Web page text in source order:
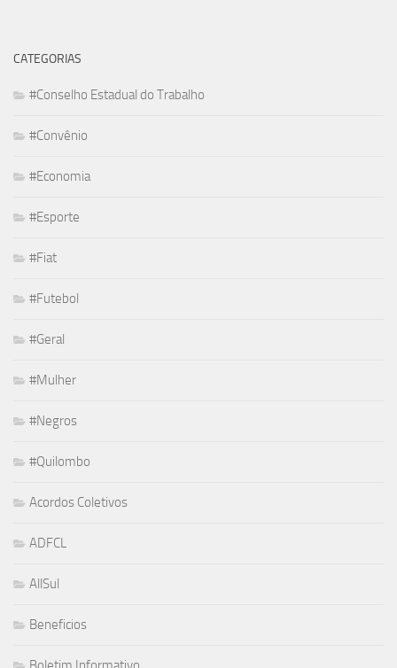
CATEGORIAS
#Conselho Estadual do Trabalho
#Convênio
#Economia
#Esporte
#Fiat
#Futebol
#Geral
#Mulher
#Negros
#Quilombo
Acordos Coletivos
ADFCL
AllSul
Beneficios